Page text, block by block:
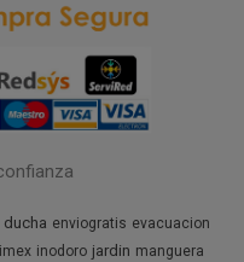
ducha enviogratis evacuacion
imex inodoro jardin manguera